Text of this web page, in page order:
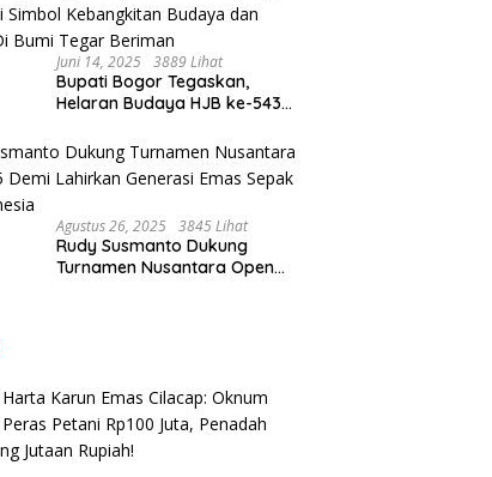
Juni 14, 2025 3889 Lihat
Bupati Bogor Tegaskan,
Helaran Budaya HJB ke-543
Budaya dan Ekonomi Di Bumi
Tegar Beriman
Agustus 26, 2025 3845 Lihat
Rudy Susmanto Dukung
Turnamen Nusantara Open